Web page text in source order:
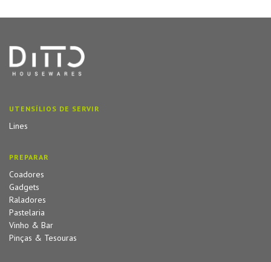
UTENSÍLIOS DE SERVIR
Lines
PREPARAR
Coadores
Gadgets
Raladores
Pastelaria
Vinho & Bar
Pinças & Tesouras